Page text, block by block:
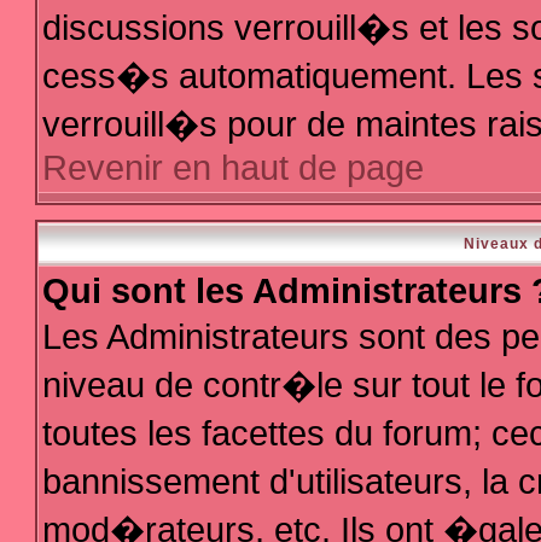
discussions verrouill�s et les
cess�s automatiquement.
verrouill�s pour de maintes
Revenir en haut de page
Niveaux
Qui sont les Administrateurs
Les Administrateurs sont des
niveau de contr�le sur tout le
toutes les facettes du forum;
bannissement d'utilisateurs, la
mod�rateurs, etc. Ils ont